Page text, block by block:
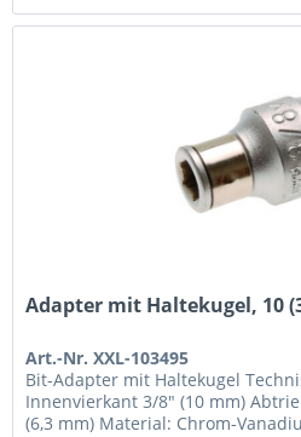
Adapter mit Haltekugel, 10
Art.-Nr. XXL-103495
Bit-Adapter mit Haltekugel
Innenvierkant 3/8" (10 mm)
(6,3 mm) Material: Chrom-